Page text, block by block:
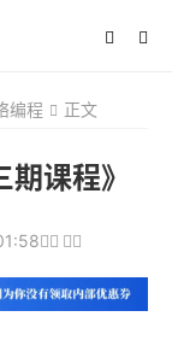
编程 正文
课程》